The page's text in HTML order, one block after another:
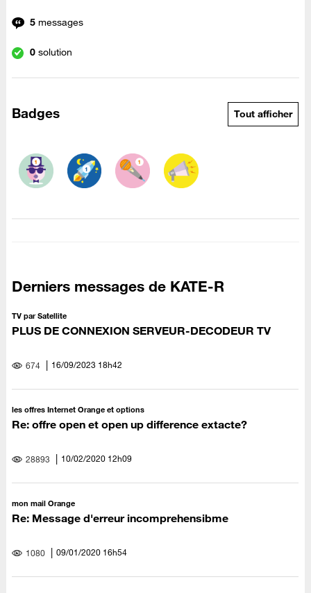
5 messages
0 solution
Badges Tout afficher
Derniers messages de KATE-R
TV par Satellite
PLUS DE CONNEXION SERVEUR-DECODEUR TV
674 ‎16/09/2023 18h42
les offres Internet Orange et options
Re: offre open et open up difference extacte?
28893 ‎10/02/2020 12h09
mon mail Orange
Re: Message d'erreur incomprehensibme
1080 ‎09/01/2020 16h54